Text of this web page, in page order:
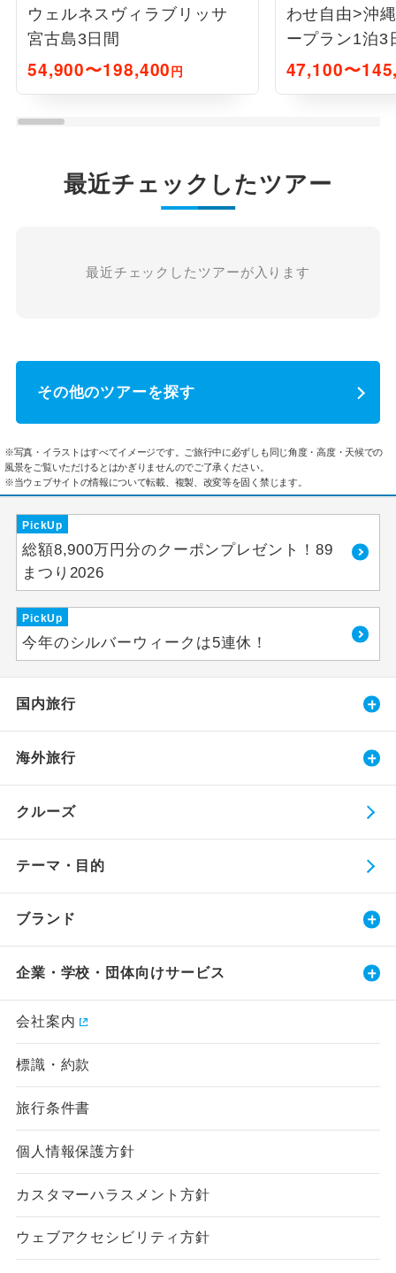
ウェルネスヴィラブリッサ
宮古島3日間
54,900〜198,400円
わせ自由>沖
ープラン1泊3
47,100〜
最近チェックしたツアー
最近チェックしたツアーが入ります
その他のツアーを探す
※写真・イラストはすべてイメージです。ご旅行中に必ずしも同じ角度・高度・天候での
風景をご覧いただけるとはかぎりませんのでご了承ください。
※当ウェブサイトの情報について転載、複製、改変等を固く禁じます。
PickUp
総額8,900万円分のクーポンプレゼント！89
まつり2026
PickUp
今年のシルバーウィークは5連休！
国内旅行
海外旅行
クルーズ
テーマ・目的
ブランド
企業・学校・団体向けサービス
会社案内
標識・約款
旅行条件書
個人情報保護方針
カスタマーハラスメント方針
ウェブアクセシビリティ方針